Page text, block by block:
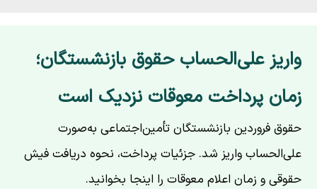
واریز علی‌الحساب حقوق بازنشستگان؛
زمان پرداخت معوقات نزدیک است
حقوق فروردین بازنشستگان تأمین‌اجتماعی به‌صورت
علی‌الحساب واریز شد. جزئیات پرداخت، نحوه دریافت فیش
حقوقی و زمان اعلام معوقات را اینجا بخوانید.